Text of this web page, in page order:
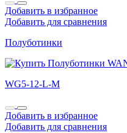
Добавить в избранное
Добавить для сравнения
Полуботинки
WG5-12-L-M
Добавить в избранное
Добавить для сравнения